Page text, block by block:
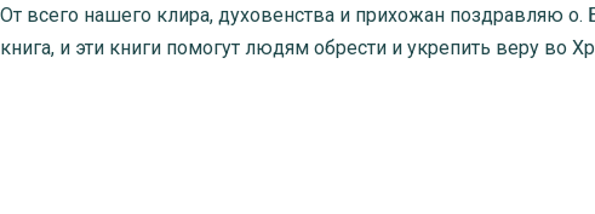
От всего нашего клира, духовенства и прихожан поздравляю
книга, и эти книги помогут людям обрести и укрепить веру во